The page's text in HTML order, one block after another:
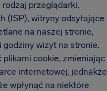
przeglądarki,
(ISP), witryny odsyłające
na naszej stronie,
wizyt na stronie.
cookie, zmieniając
internetowej, jednakże
wpłynąć na niektóre